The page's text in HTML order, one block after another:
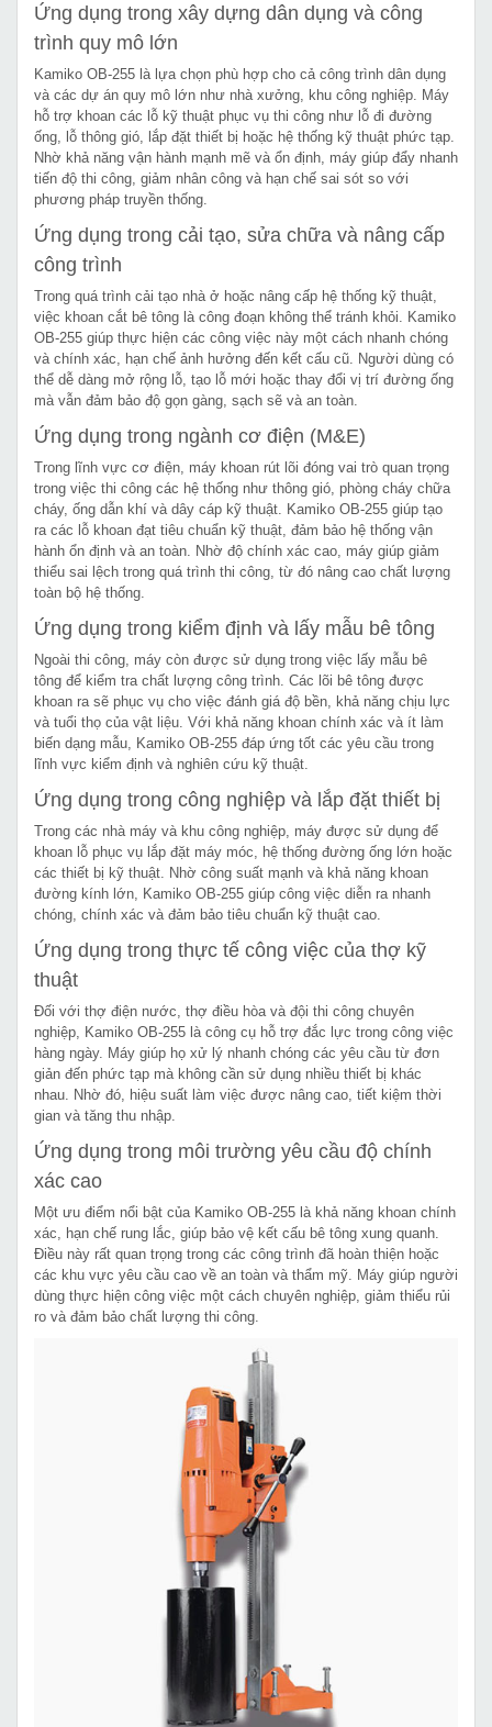
Ứng dụng trong xây dựng dân dụng và công
trình quy mô lớn
Kamiko OB-255 là lựa chọn phù hợp cho cả công trình dân dụng
và các dự án quy mô lớn như nhà xưởng, khu công nghiệp. Máy
hỗ trợ khoan các lỗ kỹ thuật phục vụ thi công như lỗ đi đường
ống, lỗ thông gió, lắp đặt thiết bị hoặc hệ thống kỹ thuật phức tạp.
Nhờ khả năng vận hành mạnh mẽ và ổn định, máy giúp đẩy nhanh
tiến độ thi công, giảm nhân công và hạn chế sai sót so với
phương pháp truyền thống.
Ứng dụng trong cải tạo, sửa chữa và nâng cấp
công trình
Trong quá trình cải tạo nhà ở hoặc nâng cấp hệ thống kỹ thuật,
việc khoan cắt bê tông là công đoạn không thể tránh khỏi. Kamiko
OB-255 giúp thực hiện các công việc này một cách nhanh chóng
và chính xác, hạn chế ảnh hưởng đến kết cấu cũ. Người dùng có
thể dễ dàng mở rộng lỗ, tạo lỗ mới hoặc thay đổi vị trí đường ống
mà vẫn đảm bảo độ gọn gàng, sạch sẽ và an toàn.
Ứng dụng trong ngành cơ điện (M&E)
Trong lĩnh vực cơ điện, máy khoan rút lõi đóng vai trò quan trọng
trong việc thi công các hệ thống như thông gió, phòng cháy chữa
cháy, ống dẫn khí và dây cáp kỹ thuật. Kamiko OB-255 giúp tạo
ra các lỗ khoan đạt tiêu chuẩn kỹ thuật, đảm bảo hệ thống vận
hành ổn định và an toàn. Nhờ độ chính xác cao, máy giúp giảm
thiểu sai lệch trong quá trình thi công, từ đó nâng cao chất lượng
toàn bộ hệ thống.
Ứng dụng trong kiểm định và lấy mẫu bê tông
Ngoài thi công, máy còn được sử dụng trong việc lấy mẫu bê
tông để kiểm tra chất lượng công trình. Các lõi bê tông được
khoan ra sẽ phục vụ cho việc đánh giá độ bền, khả năng chịu lực
và tuổi thọ của vật liệu. Với khả năng khoan chính xác và ít làm
biến dạng mẫu, Kamiko OB-255 đáp ứng tốt các yêu cầu trong
lĩnh vực kiểm định và nghiên cứu kỹ thuật.
Ứng dụng trong công nghiệp và lắp đặt thiết bị
Trong các nhà máy và khu công nghiệp, máy được sử dụng để
khoan lỗ phục vụ lắp đặt máy móc, hệ thống đường ống lớn hoặc
các thiết bị kỹ thuật. Nhờ công suất mạnh và khả năng khoan
đường kính lớn, Kamiko OB-255 giúp công việc diễn ra nhanh
chóng, chính xác và đảm bảo tiêu chuẩn kỹ thuật cao.
Ứng dụng trong thực tế công việc của thợ kỹ
thuật
Đối với thợ điện nước, thợ điều hòa và đội thi công chuyên
nghiệp, Kamiko OB-255 là công cụ hỗ trợ đắc lực trong công việc
hàng ngày. Máy giúp họ xử lý nhanh chóng các yêu cầu từ đơn
giản đến phức tạp mà không cần sử dụng nhiều thiết bị khác
nhau. Nhờ đó, hiệu suất làm việc được nâng cao, tiết kiệm thời
gian và tăng thu nhập.
Ứng dụng trong môi trường yêu cầu độ chính
xác cao
Một ưu điểm nổi bật của Kamiko OB-255 là khả năng khoan chính
xác, hạn chế rung lắc, giúp bảo vệ kết cấu bê tông xung quanh.
Điều này rất quan trọng trong các công trình đã hoàn thiện hoặc
các khu vực yêu cầu cao về an toàn và thẩm mỹ. Máy giúp người
dùng thực hiện công việc một cách chuyên nghiệp, giảm thiểu rủi
ro và đảm bảo chất lượng thi công.